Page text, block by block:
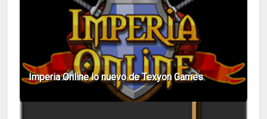
Imperia Online lo nuevo de Texyon Games